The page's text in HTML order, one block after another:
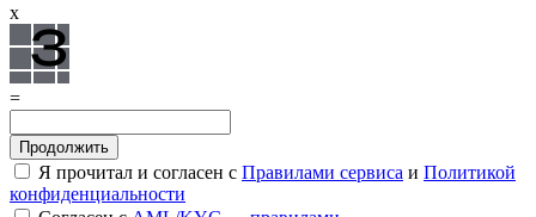
x
=
Я прочитал и согласен с Правилами сервиса и Политикой
конфиденциальности